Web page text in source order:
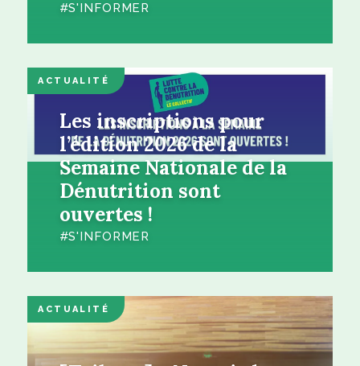
S'INFORMER
ACTUALITÉ
Les inscriptions pour
l’édition 2026 de la
Semaine Nationale de la
Dénutrition sont
ouvertes !
S'INFORMER
ACTUALITÉ